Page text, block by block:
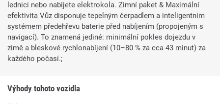
lednici nebo nabijete elektrokola. Zimní paket & Maximální
efektivita Vůz disponuje tepelným čerpadlem a inteligentním
systémem předehřevu baterie před nabíjením (propojeným s
navigací). To znamená jediné: minimální pokles dojezdu v
zimě a bleskové rychlonabíjení (10–80 % za cca 43 minut) za
každého počasí.;
Výhody tohoto vozidla